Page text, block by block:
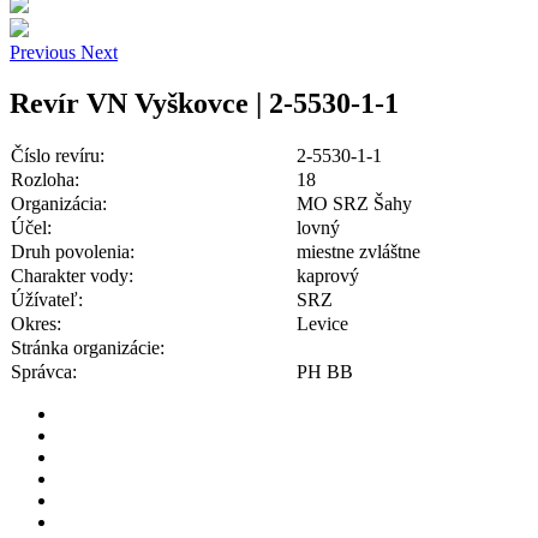
Previous Next
Revír VN Vyškovce | 2-5530-1-1
Číslo revíru:
2-5530-1-1
Rozloha:
18
Organizácia:
MO SRZ Šahy
Účel:
lovný
Druh povolenia:
miestne zvláštne
Charakter vody:
kaprový
Úžívateľ:
SRZ
Okres:
Levice
Stránka organizácie:
Správca:
PH BB